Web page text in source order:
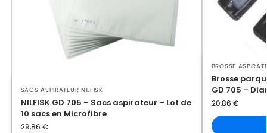
NILFISK GD 1000
NILFISK GD 1005
NILFISK
NILFISK GD 111
NILFISK
NILFISK GD 2000
SACS ASPIRATEUR NILFISK
NILFISK GD 705 – Sacs aspirateur – Lot de
10 sacs en Microfibre
29,86 €
BROSSE
Brosse
GD 705 –
20,86 €